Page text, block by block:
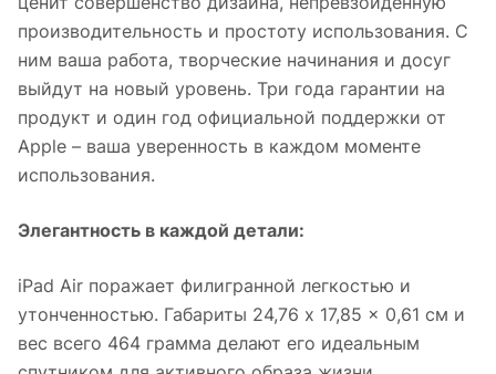
производительность и простоту использования. С
ним ваша работа, творческие начинания и досуг
выйдут на новый уровень. Три года гарантии на
продукт и один год официальной поддержки от
Apple – ваша уверенность в каждом моменте
использования.
Элегантность в каждой детали:
iPad Air поражает филигранной легкостью и
утонченностью. Габариты 24,76 x 17,85 x 0,61 см и
вес всего 464 грамма делают его идеальным